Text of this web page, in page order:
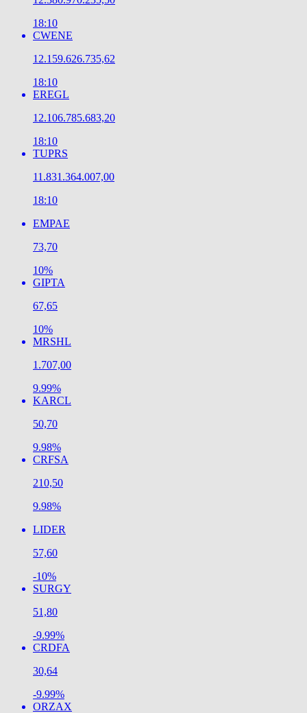
18:10
CWENE
12.159.626.735,62
18:10
EREGL
12.106.785.683,20
18:10
TUPRS
11.831.364.007,00
18:10
EMPAE
73,70
10%
GIPTA
67,65
10%
MRSHL
1.707,00
9.99%
KARCL
50,70
9.98%
CRFSA
210,50
9.98%
LIDER
57,60
-10%
SURGY
51,80
-9.99%
CRDFA
30,64
-9.99%
ORZAX